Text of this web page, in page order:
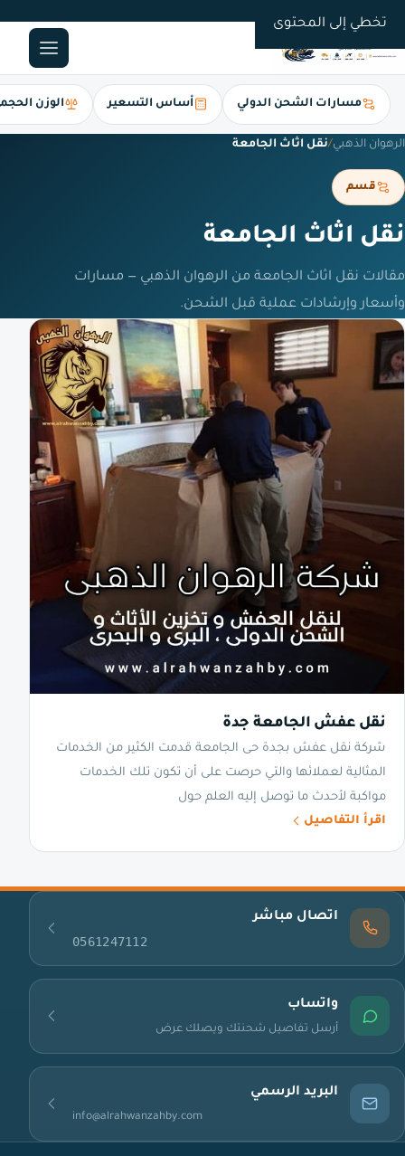
تخطي إلى المحتوى
مسارات الشحن الدولي أساس التسعير الوزن
الرهوان الذهبي/نقل اثاث الجامعة
قسم
نقل اثاث الجامعة
مقالات نقل اثاث الجامعة من الرهوان الذهبي — مسارات
وأسعار وإرشادات عملية قبل الشحن.
نقل عفش الجامعة جدة
شركة نقل عفش بجدة حى الجامعة قدمت الكثير من الخدمات
المثالية لعملائها والتي حرصت على أن تكون تلك الخدمات
مواكبة لأحدث ما توصل إليه العلم حول
اقرأ التفاصيل
اتصال مباشر
0561247112
واتساب
أرسل تفاصيل شحنتك ويصلك عرض
البريد الرسمي
info@alrahwanzahby.com